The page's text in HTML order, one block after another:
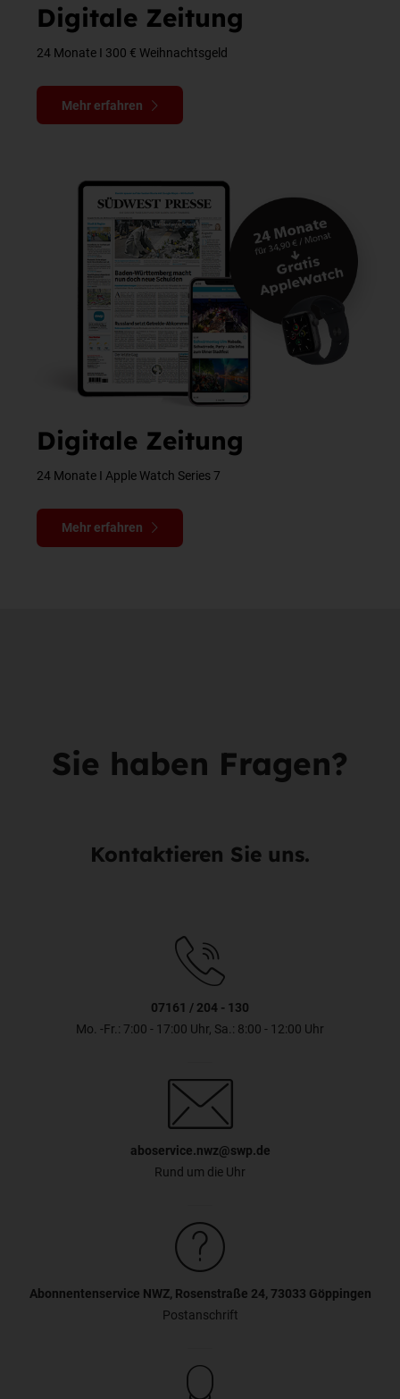
Digitale Zeitung
24 Monate I 300 € Weihnachtsgeld
Mehr erfahren
Digitale Zeitung
24 Monate I Apple Watch Series 7
Mehr erfahren
Sie haben Fragen?
Kontaktieren Sie uns.
07161 / 204 - 130
Mo. -Fr.: 7:00 - 17:00 Uhr, Sa.: 8:00 - 12:00 Uhr
aboservice.nwz@swp.de
Rund um die Uhr
Abonnentenservice NWZ, Rosenstraße 24, 73033 Göppingen
Postanschrift